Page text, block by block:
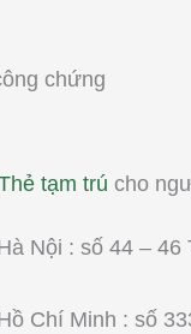
chứng
tạm trú cho
Nội : số 44 –
Chí Minh : số